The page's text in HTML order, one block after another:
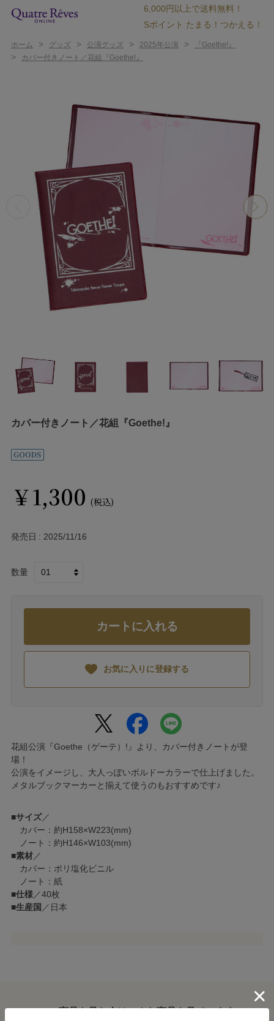
6,000円以上で送料無料！
Sポイント たまる！つかえる！
ホーム > グッズ > 公演グッズ > 2025年公演 > 『Goethe!』
> カバー付きノート／花組『Goethe!』
カバー付きノート／花組『Goethe!』
￥1,300 (税込)
発売日 2025/11/16
数量
カートに入れる
お気に入りに登録する
花組公演『Goethe（ゲーテ）!』より、カバー付きノートが登
場！
公演をイメージし、大人っぽいボルドーカラーで仕上げました。
メタルブックマーカーと揃えて使うのもおすすめです♪
■サイズ／
カバー：約H158×W223(mm)
ノート：約H146×W103(mm)
■素材／
カバー：ポリ塩化ビニル
ノート：紙
■仕様／40枚
■生産国 ／日本
この商品を見た人はこんな商品も見ています